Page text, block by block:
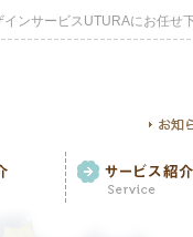
ンサービスUTURAにお任せ